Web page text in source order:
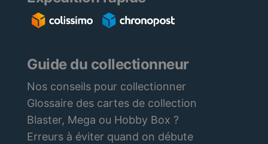
Guide du collectionneur
Nos conseils pour collectionner
Glossaire des cartes de collection
Blaster, Mega ou Hobby Box ?
Erreurs à éviter quand on débute